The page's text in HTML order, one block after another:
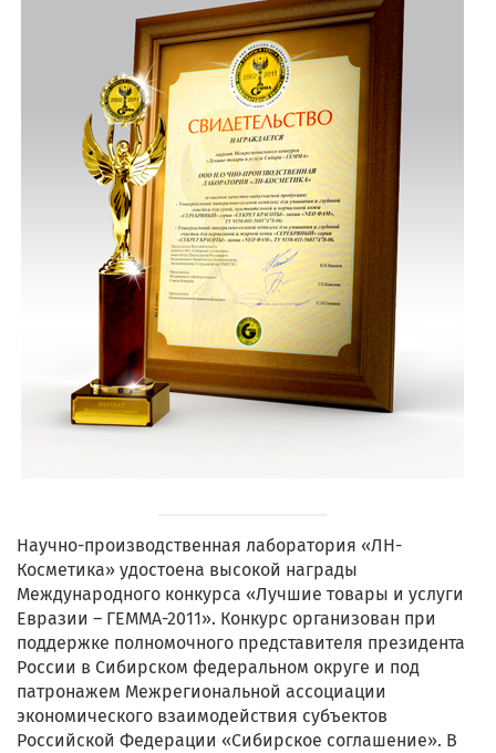
Научно-производственная лаборатория «ЛН-
Косметика» удостоена высокой награды
Международного конкурса «Лучшие товары и услуги
Евразии – ГЕММА-2011». Конкурс организован при
поддержке полномочного представителя президента
России в Сибирском федеральном округе и под
патронажем Межрегиональной ассоциации
экономического взаимодействия субъектов
Российской Федерации «Сибирское соглашение». В